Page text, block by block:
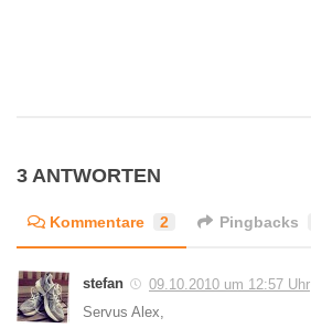
3 ANTWORTEN
Kommentare 2 Pingbacks
stefan
09.10.2010 um 12:57 Uhr
Servus Alex,